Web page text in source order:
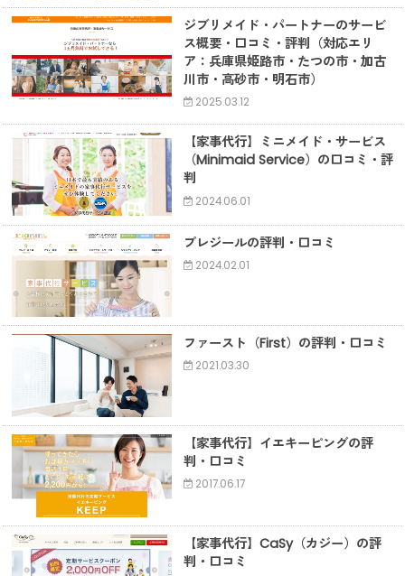
ジブリメイド・パートナーのサービ
ス概要・口コミ・評判（対応エリ
ア：兵庫県姫路市・たつの市・加古
川市・高砂市・明石市）
2025.03.12
【家事代行】ミニメイド・サービス
（Minimaid Service）の口コミ・評
判
2024.06.01
プレジールの評判・口コミ
2024.02.01
ファースト（First）の評判・口コミ
2021.03.30
【家事代行】イエキーピングの評
判・口コミ
2017.06.17
【家事代行】CaSy（カジー）の評
判・口コミ